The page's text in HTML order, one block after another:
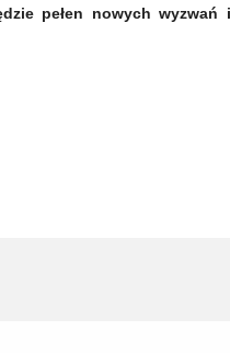
pełen nowych wyzwań i